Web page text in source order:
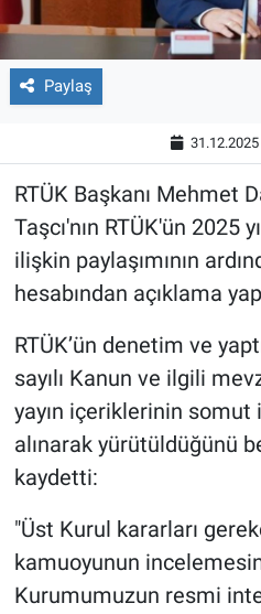
Paylaş
RTÜK Başkanı Mehmet
Taşcı'nın RTÜK'ün 2025
ilişkin paylaşımının
hesabından açıklama
RTÜK’ün denetim ve
sayılı Kanun ve ilgili
yayın içeriklerinin
alınarak yürütüldüğünü
kaydetti:
"Üst Kurul kararları
kamuoyunun
Kurumumuzun resmi